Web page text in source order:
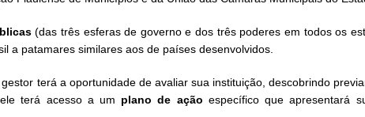
(das três esferas de governo e dos três poderes em todos os
a patamares similares aos de países desenvolvidos.
terá a oportunidade de avaliar sua instituição, descobrindo
ele terá acesso a um plano de ação específico que apresentará